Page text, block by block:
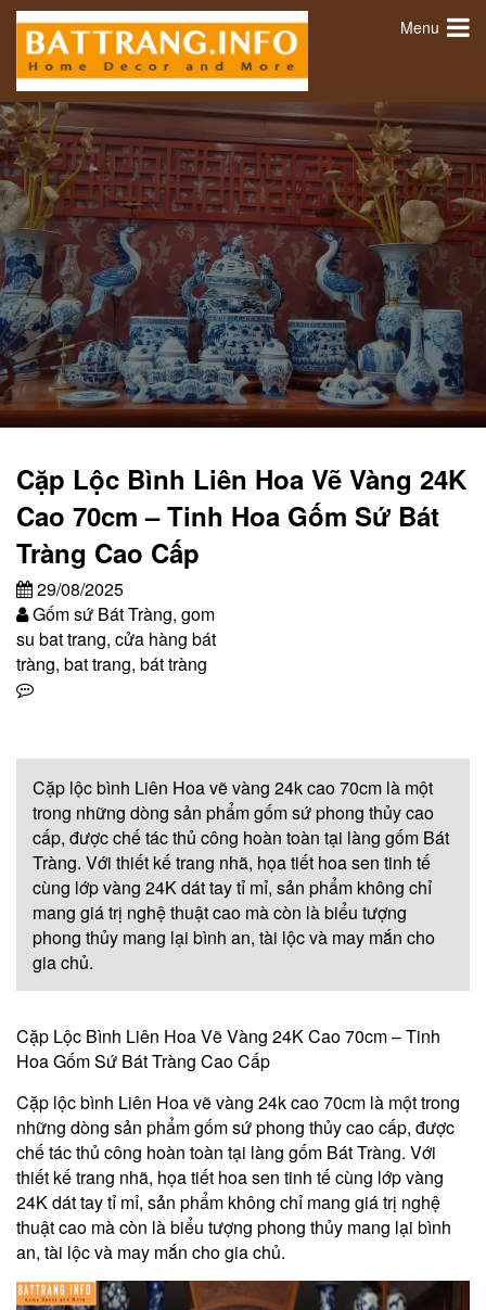
Menu
Cặp Lộc Bình Liên Hoa Vẽ Vàng 24K
Cao 70cm – Tinh Hoa Gốm Sứ Bát
Tràng Cao Cấp
29/08/2025
Gốm sứ Bát Tràng, gom
su bat trang, cửa hàng bát
tràng, bat trang, bát tràng
Cặp lộc bình Liên Hoa vẽ vàng 24k cao 70cm là một
trong những dòng sản phẩm gốm sứ phong thủy cao
cấp, được chế tác thủ công hoàn toàn tại làng gốm Bát
Tràng. Với thiết kế trang nhã, họa tiết hoa sen tinh tế
cùng lớp vàng 24K dát tay tỉ mỉ, sản phẩm không chỉ
mang giá trị nghệ thuật cao mà còn là biểu tượng
phong thủy mang lại bình an, tài lộc và may mắn cho
gia chủ.
Cặp Lộc Bình Liên Hoa Vẽ Vàng 24K Cao 70cm – Tinh
Hoa Gốm Sứ Bát Tràng Cao Cấp
Cặp lộc bình Liên Hoa vẽ vàng 24k cao 70cm là một trong
những dòng sản phẩm gốm sứ phong thủy cao cấp, được
chế tác thủ công hoàn toàn tại làng gốm Bát Tràng. Với
thiết kế trang nhã, họa tiết hoa sen tinh tế cùng lớp vàng
24K dát tay tỉ mỉ, sản phẩm không chỉ mang giá trị nghệ
thuật cao mà còn là biểu tượng phong thủy mang lại bình
an, tài lộc và may mắn cho gia chủ.